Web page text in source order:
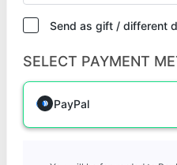
Send as gift / different
SELECT PAYMENT
PayPal